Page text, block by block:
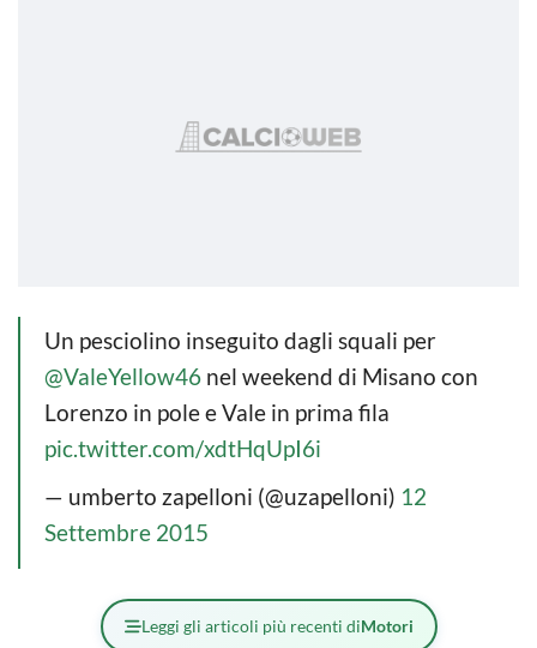
Un pesciolino inseguito dagli squali per
@ValeYellow46 nel weekend di Misano con
Lorenzo in pole e Vale in prima fila
pic.twitter.com/xdtHqUpI6i
— umberto zapelloni (@uzapelloni) 12
Settembre 2015
Leggi gli articoli più recenti diMotori